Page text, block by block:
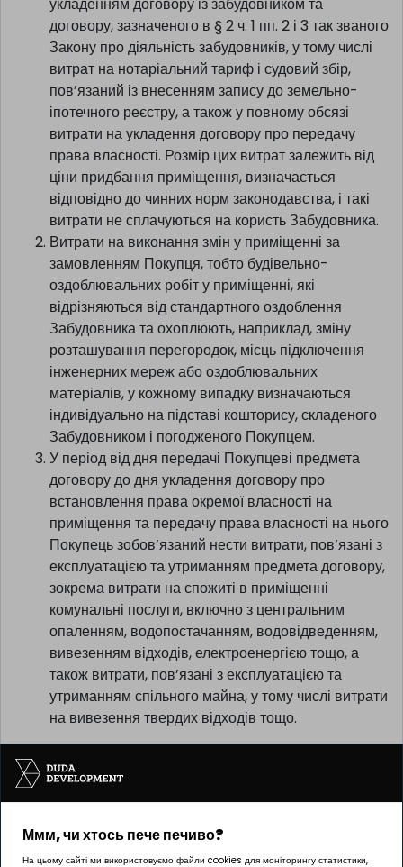
Ммм, чи хтось пече печиво?
На цьому сайті ми використовуємо файли cookies для моніторингу статистики,
укладенням договору із забудовником та
договору, зазначеного в § 2 ч. 1 пп. 2 і 3 так званого
Закону про діяльність забудовників, у тому числі
витрат на нотаріальний тариф і судовий збір,
пов’язаний із внесенням запису до земельно-
іпотечного реєстру, а також у повному обсязі
витрати на укладення договору про передачу
права власності. Розмір цих витрат залежить від
ціни придбання приміщення, визначається
відповідно до чинних норм законодавства, і такі
витрати не сплачуються на користь Забудовника.
Витрати на виконання змін у приміщенні за
замовленням Покупця, тобто будівельно-
оздоблювальних робіт у приміщенні, які
відрізняються від стандартного оздоблення
Забудовника та охоплюють, наприклад, зміну
розташування перегородок, місць підключення
інженерних мереж або оздоблювальних
матеріалів, у кожному випадку визначаються
індивідуально на підставі кошторису, складеного
Забудовником і погодженого Покупцем.
У період від дня передачі Покупцеві предмета
договору до дня укладення договору про
встановлення права окремої власності на
приміщення та передачу права власності на нього
Покупець зобов’язаний нести витрати, пов’язані з
експлуатацією та утриманням предмета договору,
зокрема витрати на спожиті в приміщенні
комунальні послуги, включно з центральним
опаленням, водопостачанням, водовідведенням,
вивезенням відходів, електроенергією тощо, а
також витрати, пов’язані з експлуатацією та
утриманням спільного майна, у тому числі витрати
на вивезення твердих відходів тощо.
Інвестицію реалізує компанія Pułaskiego 19 sp. z o.o.